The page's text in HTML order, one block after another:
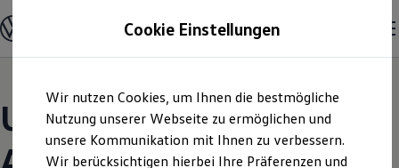
Hauptinhalt
springen
Footer
springen
Modelle und Konfigurator
Konfigurator
Modelle vergleichen
Elektroautos
ENERGY Sondermodelle
Nutzfahrzeuge
SUV und CUV
Unsere aktuellen
Cookie Einstellungen
Wir nutzen Cookies, um Ihnen die bestmögliche
Nutzung unserer Webseite zu ermöglichen und
unsere Kommunikation mit Ihnen zu verbessern.
Wir berücksichtigen hierbei Ihre Präferenzen und